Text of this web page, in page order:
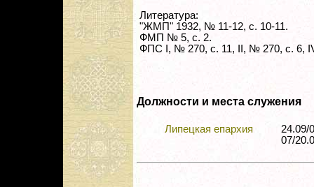
Литература:
"ЖМП" 1932, № 11-12, с. 10-11.
ФМП № 5, с. 2.
ФПС I, № 270, с. 11, II, № 270, с. 6,
Должности и места служения
Липецкая епархия
07/